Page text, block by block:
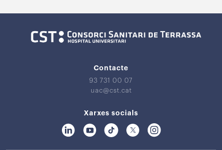
Contacte
93 731 00 07
uac@cst.cat
Xarxes socials